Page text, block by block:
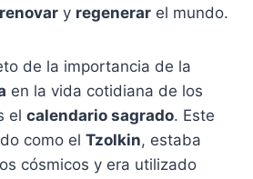
renovar y regenerar el mundo.
de la importancia de la
en la vida cotidiana de los
el calendario sagrado. Este
como el Tzolkin, estaba
cósmicos y era utilizado